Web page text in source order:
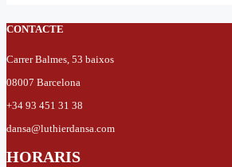
CONTACTE
Carrer Balmes, 53 baixos
08007 Barcelona
+34 93 451 31 38
dansa@luthierdansa.com
HORARIS